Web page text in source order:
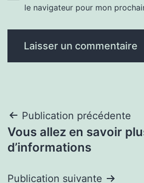
le navigateur pour mon
Navigation
de
Publication précédente
Vous allez en savoir
d’informations
Publication suivante